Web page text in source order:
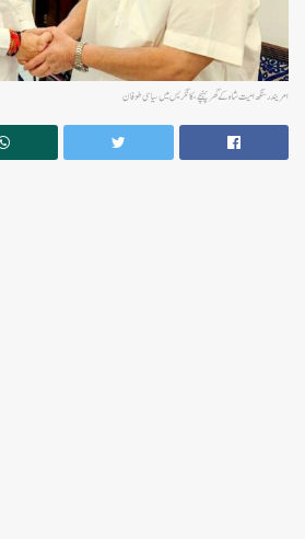
امریندر سنگھ امیت شاہ کے گھر پہنچے ، کانگریس میں سیاسی طوفان